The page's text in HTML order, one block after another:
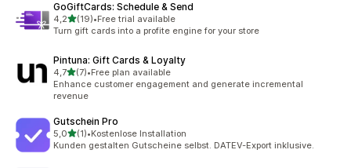
GoGiftCards: Schedule & Send
4,2na 5 gwiazdek
(19)
Łączna liczba recenzji: 19
•Free trial available
Turn gift cards into a profite engine for your store
Pintuna: Gift Cards & Loyalty
4,7na 5 gwiazdek
(7)
Łączna liczba recenzji: 7
•Free plan available
Enhance customer engagement and generate incremental
revenue
Gutschein Pro
5,0na 5 gwiazdek
(1)
Łączna liczba recenzji: 1
•Kostenlose Installation
Kunden gestalten Gutscheine selbst. DATEV-Export inklusive.